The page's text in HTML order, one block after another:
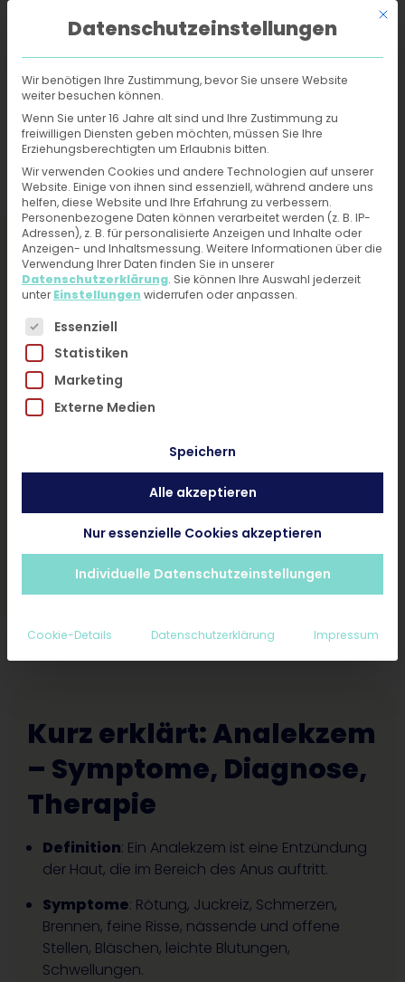
Online-Hautarzt›Behandlungen
Analekzem -
Behandlung und
Diagnose vom Online-
Hautarzt erhalten
Jetzt ärztliche Hilfe bei Hautproblemen erhalten –
Fotos hochladen, kurzen Fragebogen ausfüllen.
Du erhältst direkt innerhalb von 24h eine
Diagnose und Therapieplan von unseren
HautärztInnen. Kein Videogespräch, kein Warten
Hautarzt-Diagnose < 24 Stunden
Ab 25€ inkl. Rezept und Nachsorge
Erstattungsfähig für Privatpatienten
Kurz erklärt: Analekzem
– Symptome, Diagnose,
Therapie
Definition: Ein Analekzem ist eine Entzündung
der Haut, die im Bereich des Anus auftritt.
Symptome: Rötung, Juckreiz, Schmerzen,
Brennen, feine Risse, nässende und offene
Stellen, Bläschen, leichte Blutungen,
Schwellungen.
Mit
Datenschutzeinstellungen
Wir benötigen Ihre Zustimmung, bevor Sie unsere Website
weiter besuchen können.
Wenn Sie unter 16 Jahre alt sind und Ihre Zustimmung zu
freiwilligen Diensten geben möchten, müssen Sie Ihre
Erziehungsberechtigten um Erlaubnis bitten.
Wir verwenden Cookies und andere Technologien auf unserer
Website. Einige von ihnen sind essenziell, während andere uns
helfen, diese Website und Ihre Erfahrung zu verbessern.
Personenbezogene Daten können verarbeitet werden (z. B. IP-
Adressen), z. B. für personalisierte Anzeigen und Inhalte oder
Anzeigen- und Inhaltsmessung. Weitere Informationen über die
Verwendung Ihrer Daten finden Sie in unserer
Datenschutzerklärung. Sie können Ihre Auswahl jederzeit
unterEinstellungen widerrufen oder anpassen.
Es folgt eine Liste der Service-Gruppen, für die eine
Essenziell
Statistiken
Marketing
Externe Medien
Speichern
Alle akzeptieren
Nur essenzielle Cookies akzeptieren
Individuelle Datenschutzeinstellungen
Cookie-Details Datenschutzerklärung Impressum